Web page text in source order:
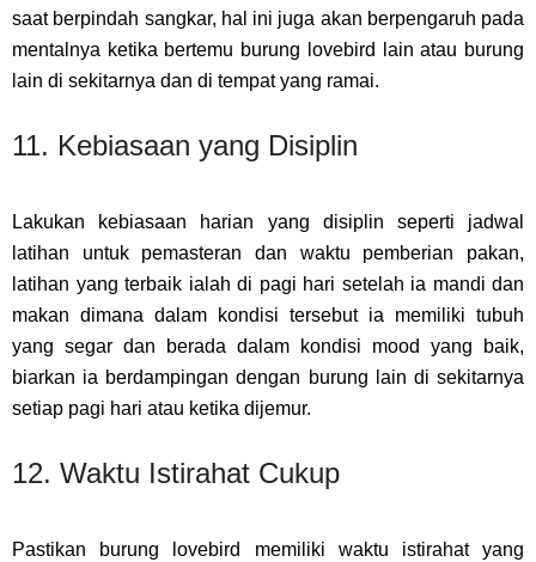
saat berpindah sangkar, hal ini juga akan berpengaruh pada
mentalnya ketika bertemu burung lovebird lain atau burung
lain di sekitarnya dan di tempat yang ramai.
11. Kebiasaan yang Disiplin
Lakukan kebiasaan harian yang disiplin seperti jadwal
latihan untuk pemasteran dan waktu pemberian pakan,
latihan yang terbaik ialah di pagi hari setelah ia mandi dan
makan dimana dalam kondisi tersebut ia memiliki tubuh
yang segar dan berada dalam kondisi mood yang baik,
biarkan ia berdampingan dengan burung lain di sekitarnya
setiap pagi hari atau ketika dijemur.
12. Waktu Istirahat Cukup
Pastikan burung lovebird memiliki waktu istirahat yang